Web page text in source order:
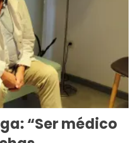
“Ser médico